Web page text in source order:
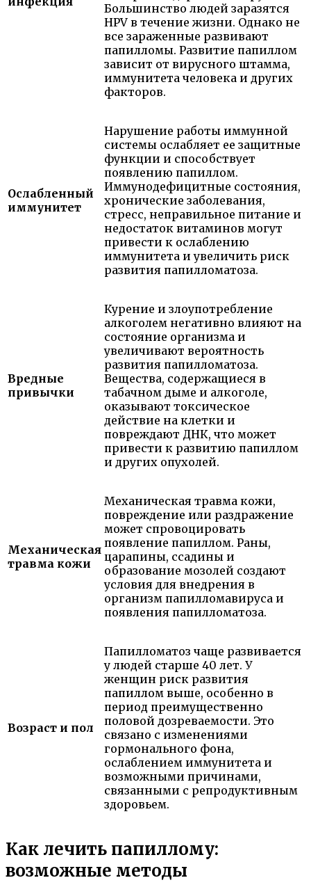
Большинство людей заразятся
HPV в течение жизни. Однако не
все зараженные развивают
папилломы. Развитие папиллом
зависит от вирусного штамма,
иммунитета человека и других
факторов.
Ослабленный
иммунитет
Нарушение работы иммунной
системы ослабляет ее защитные
функции и способствует
появлению папиллом.
Иммунодефицитные состояния,
хронические заболевания,
стресс, неправильное питание и
недостаток витаминов могут
привести к ослаблению
иммунитета и увеличить риск
развития папилломатоза.
Вредные
привычки
Курение и злоупотребление
алкоголем негативно влияют на
состояние организма и
увеличивают вероятность
развития папилломатоза.
Вещества, содержащиеся в
табачном дыме и алкоголе,
оказывают токсическое
действие на клетки и
повреждают ДНК, что может
привести к развитию папиллом
и других опухолей.
Механическая
травма кожи
Механическая травма кожи,
повреждение или раздражение
может спровоцировать
появление папиллом. Раны,
царапины, ссадины и
образование мозолей создают
условия для внедрения в
организм папилломавируса и
появления папилломатоза.
Возраст и пол
Папилломатоз чаще развивается
у людей старше 40 лет. У
женщин риск развития
папиллом выше, особенно в
период преимущественно
половой дозреваемости. Это
связано с изменениями
гормонального фона,
ослаблением иммунитета и
возможными причинами,
связанными с репродуктивным
здоровьем.
Как лечить папиллому:
возможные методы